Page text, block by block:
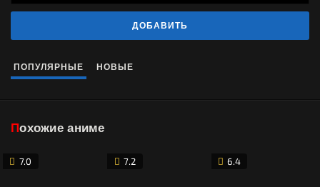
ДОБАВИТЬ
ПОПУЛЯРНЫЕ НОВЫЕ
Похожие аниме
7.0 7.2 6.4